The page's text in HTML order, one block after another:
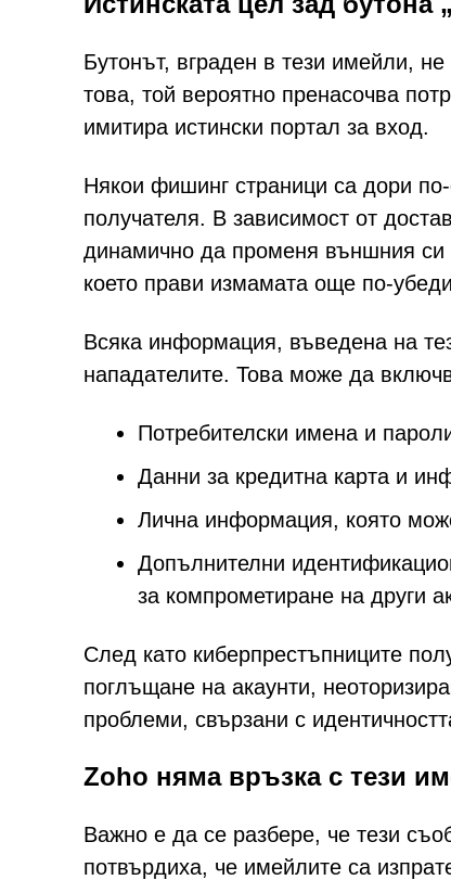
Бутонът, вграден в тези имейли,
това, той вероятно пренасочва
имитира истински портал за вход.
Някои фишинг страници са дори
получателя. В зависимост от
динамично да променя външния си
което прави измамата още по-
Всяка информация, въведена на
нападателите. Това може да
Потребителски имена и
Данни за кредитна карта и
Лична информация, която
Допълнителни
за компрометиране на други
След като киберпрестъпниците
поглъщане на акаунти,
проблеми, свързани с
Zoho няма връзка с тези
Важно е да се разбере, че тези
потвърдиха, че имейлите са